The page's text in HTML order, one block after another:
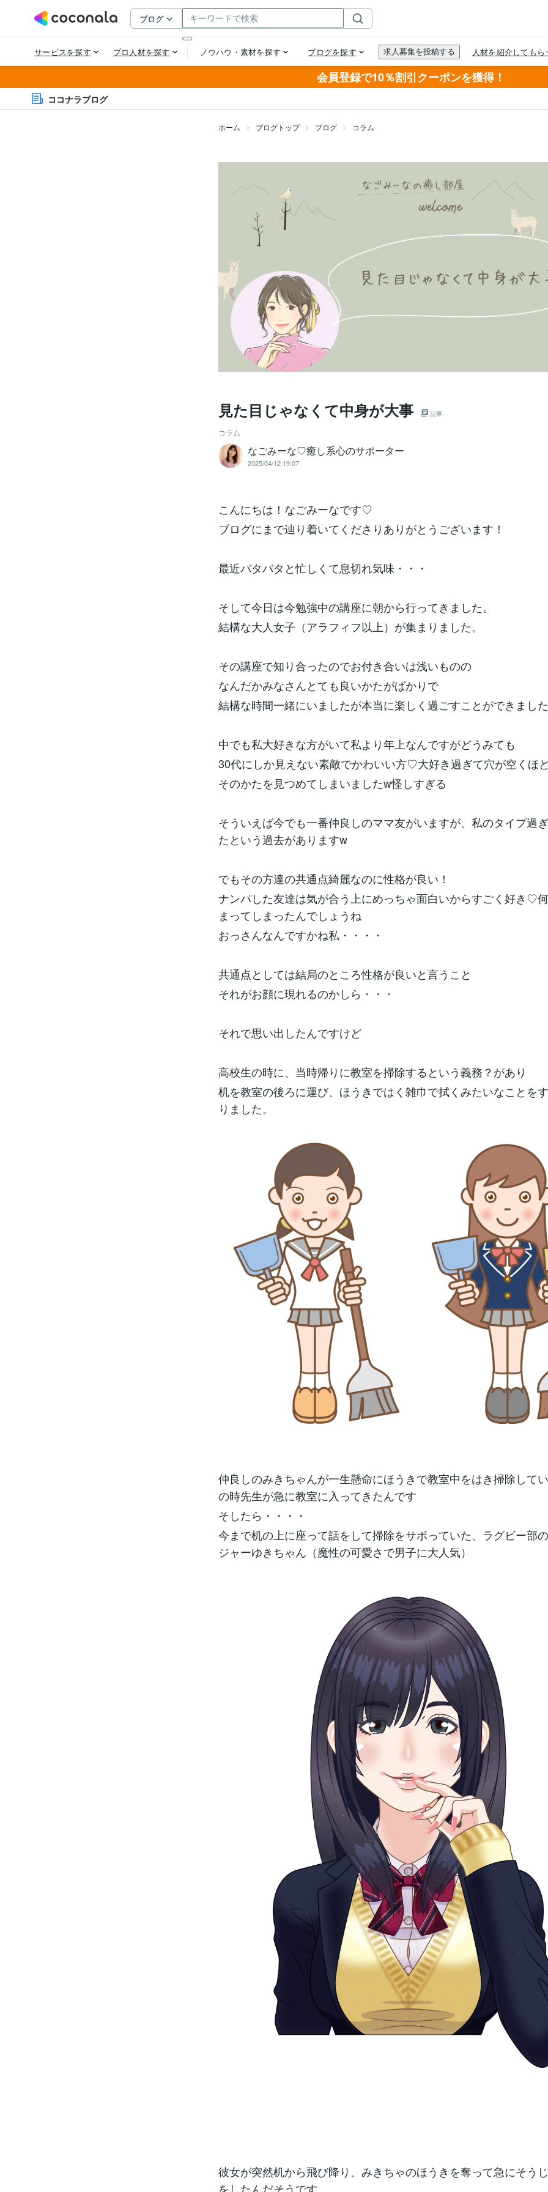
会員登録で10％割引クーポンを獲得！
ココナラブログ
ホーム ブログトップ ブログ コラム
見た目じゃなくて中身が大事 記事
コラム
なごみーな♡癒し系心のサポーター
2025/04/12 19:07
こんにちは！なごみーなです♡
ブログにまで辿り着いてくださりありがとうございます！
最近バタバタと忙しくて息切れ気味・・・
そして今日は今勉強中の講座に朝から行ってきました。
結構な大人女子（アラフィフ以上）が集まりました。
その講座で知り合ったのでお付き合いは浅いものの
なんだかみなさんとても良いかたがばかりで
結構な時間一緒にいましたが本当に楽しく過ごすことができまし
中でも私大好きな方がいて私より年上なんですがどうみても
30代にしか見えない素敵でかわいい方♡大好き過ぎて穴が空くほ
そのかたを見つめてしまいましたw怪しすぎる
そういえば今でも一番仲良しのママ友がいますが、私のタイプ過
たという過去がありますw
でもその方達の共通点綺麗なのに性格が良い！
ナンパした友達は気が合う上にめっちゃ面白いからすごく好き♡
まってしまったんでしょうね
おっさんなんですかね私・・・・
共通点としては結局のところ性格が良いと言うこと
それがお顔に現れるのかしら・・・
それで思い出したんですけど
高校生の時に、当時帰りに教室を掃除するという義務？があり
机を教室の後ろに運び、ほうきではく雑巾で拭くみたいなことを
りました。
仲良しのみきちゃんが一生懸命にほうきで教室中をはき掃除して
の時先生が急に教室に入ってきたんです
そしたら・・・・
今まで机の上に座って話をして掃除をサボっていた、ラグビー部
ジャーゆきちゃん（魔性の可愛さで男子に大人気）
彼女が突然机から飛び降り、みきちゃのほうきを奪って急にそう
をしたんだそうです